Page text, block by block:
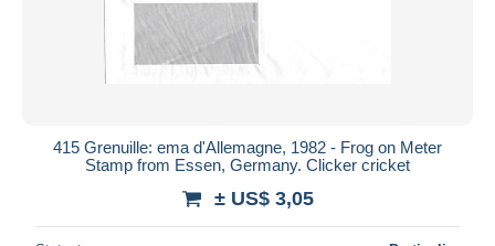
415 Grenuille: ema d'Allemagne, 1982 - Frog on Meter
Stamp from Essen, Germany. Clicker cricket
± US$ 3,05